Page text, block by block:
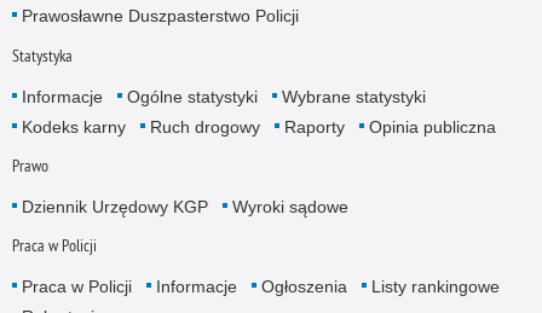
Prawosławne Duszpasterstwo Policji
Statystyka
Informacje Ogólne statystyki
Wybrane statystyki
Kodeks karny
Ruch drogowy Raporty Opinia publiczna
Prawo
Dziennik Urzędowy KGP Wyroki sądowe
Praca w Policji
Praca w Policji Informacje Ogłoszenia
Listy rankingowe